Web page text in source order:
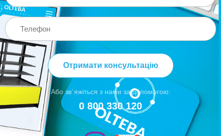
Отримати консультацію
Або зв`яжіться з нами за допомогою:
0 800 330 120